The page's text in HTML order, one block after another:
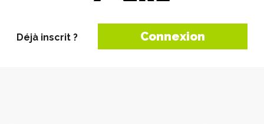
Déjà inscrit ? Connexion